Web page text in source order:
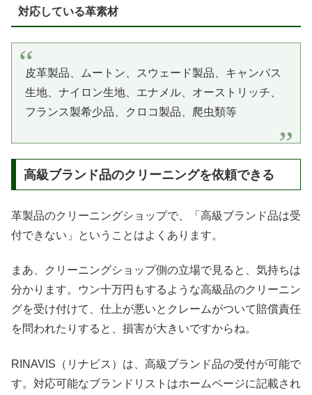
対応している革素材
皮革製品、ムートン、スウェード製品、キャンバス
生地、ナイロン生地、エナメル、オーストリッチ、
フランス製希少品、クロコ製品、爬虫類等
高級ブランド品のクリーニングを依頼できる
革製品のクリーニングショップで、「高級ブランド品は受
付できない」ということはよくあります。
まあ、クリーニングショップ側の立場で見ると、気持ちは
分かります。ウン十万円もするような高級品のクリーニン
グを受け付けて、仕上が悪いとクレームがついて賠償責任
を問われたりすると、損害が大きいですからね。
RINAVIS（リナビス）は、高級ブランド品の受付が可能で
す。対応可能なブランドリストはホームページに記載され